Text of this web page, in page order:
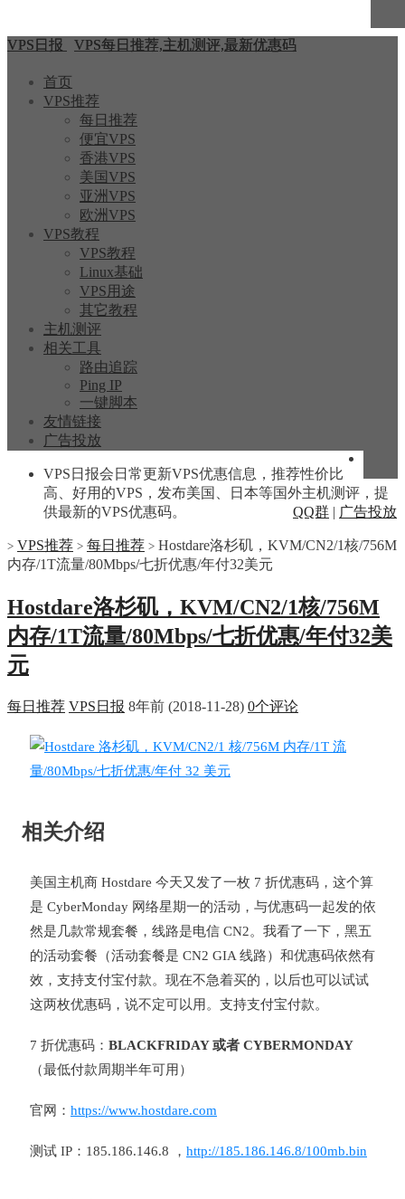
VPS日报 VPS每日推荐,主机测评,最新优惠码
首页
VPS推荐
每日推荐
便宜VPS
香港VPS
美国VPS
亚洲VPS
欧洲VPS
VPS教程
VPS教程
Linux基础
VPS用途
其它教程
主机测评
相关工具
路由追踪
Ping IP
一键脚本
友情链接
广告投放
VPS日报会日常更新VPS优惠信息，推荐性价比
高、好用的VPS，发布美国、日本等国外主机测评，提
供最新的VPS优惠码。
QQ群 | 广告投放
> VPS推荐 > 每日推荐 > Hostdare洛杉矶，KVM/CN2/1核/756M
内存/1T流量/80Mbps/七折优惠/年付32美元
Hostdare洛杉矶，KVM/CN2/1核/756M
内存/1T流量/80Mbps/七折优惠/年付32美
元
每日推荐 VPS日报 8年前 (2018-11-28) 0个评论
相关介绍
美国主机商 Hostdare 今天又发了一枚 7 折优惠码，这个算
是 CyberMonday 网络星期一的活动，与优惠码一起发的依
然是几款常规套餐，线路是电信 CN2。我看了一下，黑五
的活动套餐（活动套餐是 CN2 GIA 线路）和优惠码依然有
效，支持支付宝付款。现在不急着买的，以后也可以试试
这两枚优惠码，说不定可以用。支持支付宝付款。
7 折优惠码： BLACKFRIDAY 或者 CYBERMONDAY
（最低付款周期半年可用）
官网： https://www.hostdare.com
测试 IP：185.186.146.8 ， http://185.186.146.8/100mb.bin